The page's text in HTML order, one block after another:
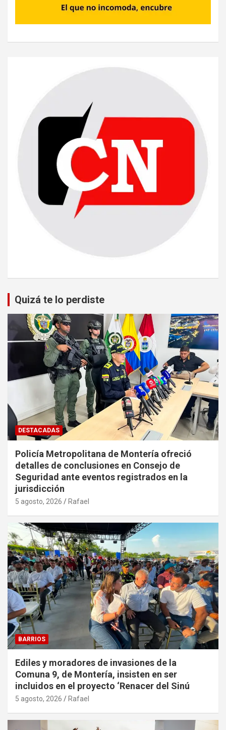
Quizá te lo perdiste
DESTACADAS
Policía Metropolitana de Montería ofreció
detalles de conclusiones en Consejo de
Seguridad ante eventos registrados en la
jurisdicción
5 agosto, 2026 Rafael
BARRIOS
Ediles y moradores de invasiones de la
Comuna 9, de Montería, insisten en ser
incluidos en el proyecto ‘Renacer del Sinú
5 agosto, 2026 Rafael